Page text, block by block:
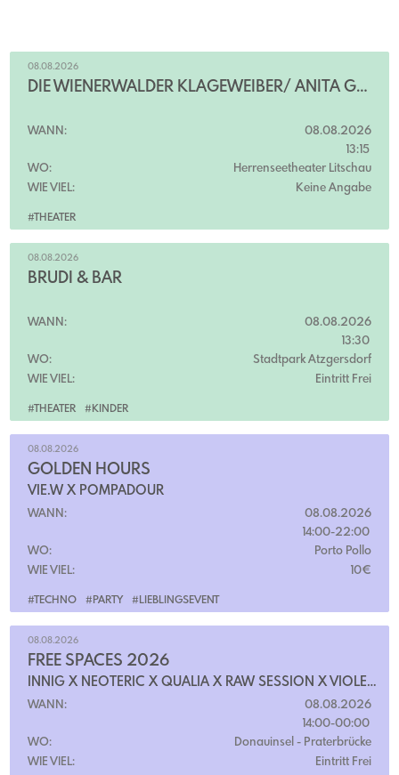
#THEATER
08.08.2026
DIE WIENERWÄLDER KLAGEWEIBER/ ANITA GRÖBL & JUTTA NIEDERSTÄTTER
WANN:
08.08.2026
13:15
WO:
Herrenseetheater Litschau
WIE VIEL:
Keine Angabe
#THEATER #KINDER
08.08.2026
BRUDI & BÄR
WANN:
08.08.2026
13:30
WO:
Stadtpark Atzgersdorf
WIE VIEL:
Eintritt Frei
#TECHNO #PARTY #LIEBLINGSEVENT
08.08.2026
GOLDEN HOURS
VIE.W X POMPADOUR
WANN:
08.08.2026
14:00-22:00
WO:
Porto Pollo
WIE VIEL:
10€
08.08.2026
FREE SPACES 2026
INNIG X NEOTERIC X QUALIA X RAW SESSION X VIOLENDGROOVE
WANN:
08.08.2026
14:00-00:00
WO:
Donauinsel - Praterbrücke
WIE VIEL:
Eintritt Frei